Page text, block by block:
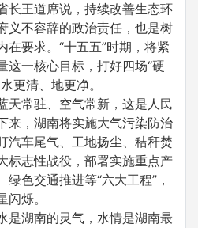
长王道席说，持续改善生态环
义不容辞的政治责任，也是树
在要求。“十五五”时期，将紧
这一核心目标，打好四场“硬
更清、地更净。
天常驻、空气常新，这是人民
来，湖南将实施大气污染防治
汽车尾气、工地扬尘、秸秆焚
标志性战役，部署实施重点产
色交通推进等“六大工程”，
烁。
是湖南的灵气，水情是湖南最